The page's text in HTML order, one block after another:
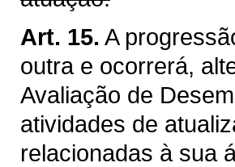
Art. 15. A
outra e ocorrerá,
Avaliação de
atividades de
relacionadas à sua